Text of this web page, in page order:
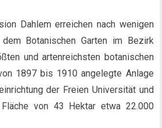
Dahlem erreichen nach wenigen
Botanischen Garten im Bezirk
und artenreichsten botanischen
1897 bis 1910 angelegte Anlage
der Freien Universität und
von 43 Hektar etwa 22.000